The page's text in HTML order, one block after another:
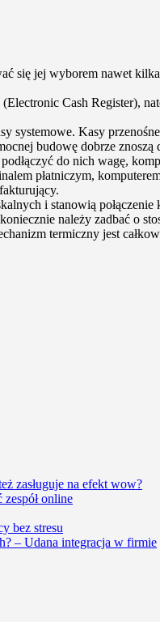
się jej wyborem nawet
Cash Register),
Kasy
budowę dobrze
do nich wagę,
płatniczym,
i stanowią
koniecznie należy zadbać o
termiczny jest
zasługuje na efekt wow?
online
bez stresu
– Udana integracja w firmie